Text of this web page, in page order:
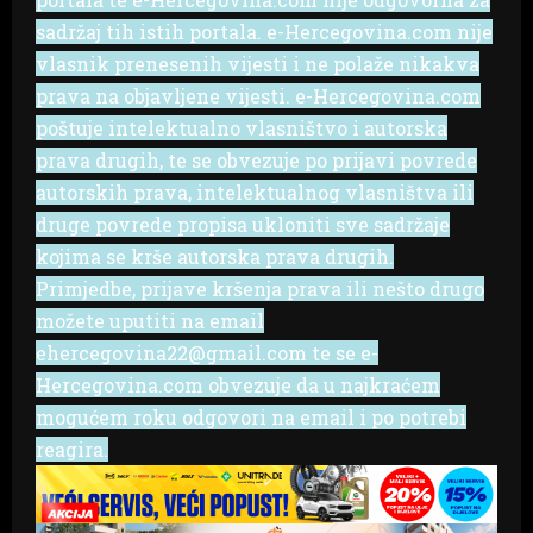
sadržaj tih istih portala. e-Hercegovina.com nije
vlasnik prenesenih vijesti i ne polaže nikakva
prava na objavljene vijesti. e-Hercegovina.com
poštuje intelektualno vlasništvo i autorska
prava drugih, te se obvezuje po prijavi povrede
autorskih prava, intelektualnog vlasništva ili
druge povrede propisa ukloniti sve sadržaje
kojima se krše autorska prava drugih.
Primjedbe, prijave kršenja prava ili nešto drugo
možete uputiti na email
ehercegovina22@gmail.com te se e-
Hercegovina.com obvezuje da u najkraćem
mogućem roku odgovori na email i po potrebi
reagira.